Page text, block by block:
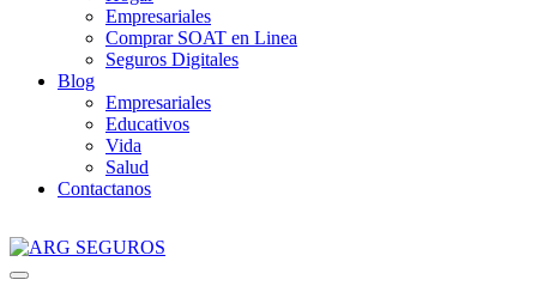
Empresariales
Comprar SOAT en Linea
Seguros Digitales
Blog
Empresariales
Educativos
Vida
Salud
Contactanos